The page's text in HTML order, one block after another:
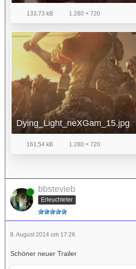
133,73 kB 1.280 × 720
Dying_Light_neXGam_15.jpg
161,54 kB 1.280 × 720
Online bbstevieb
Erleuchteter
8. August 2014 um 17:26
Schöner neuer Trailer